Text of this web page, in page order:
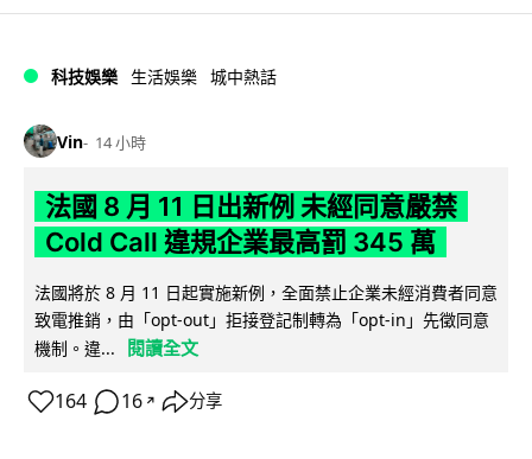
科技娛樂 生活娛樂 城中熱話
Vin 14 小時
法國 8 月 11 日出新例 未經同意嚴禁
Cold Call 違規企業最高罰 345 萬
法國將於 8 月 11 日起實施新例，全面禁止企業未經消費者同意
致電推銷，由「opt-out」拒接登記制轉為「opt-in」先徵同意
機制。違...
閱讀全文
164 16 ↗ 分享